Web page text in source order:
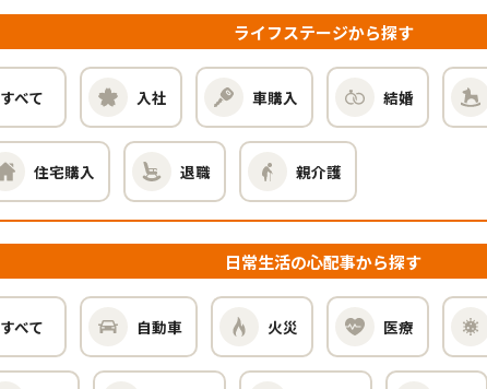
ライフステージから探す
すべて 入社 車購入 結婚
住宅購入 退職 親介護
日常生活の心配事から探す
すべて 自動車 火災 医療